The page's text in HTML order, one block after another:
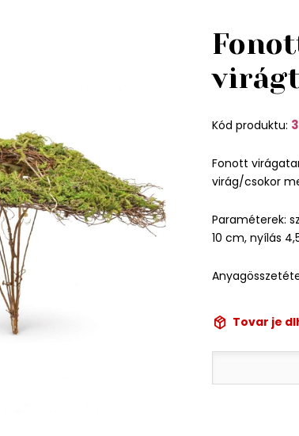
Kód produktu:
Fonott
virág/csokor
Paraméterek:
10 cm, nyílás
Tovar je